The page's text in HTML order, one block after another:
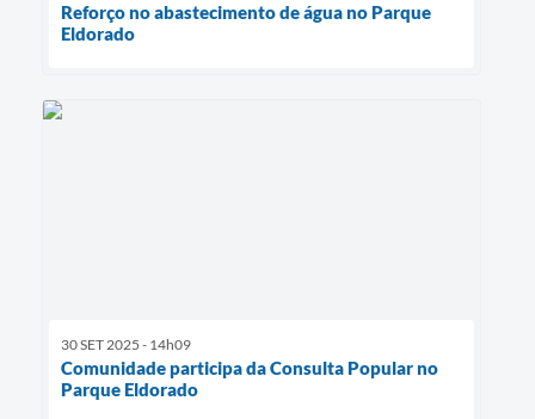
Reforço no abastecimento de água no Parque
Eldorado
30 SET 2025 - 14h09
Comunidade participa da Consulta Popular no
Parque Eldorado